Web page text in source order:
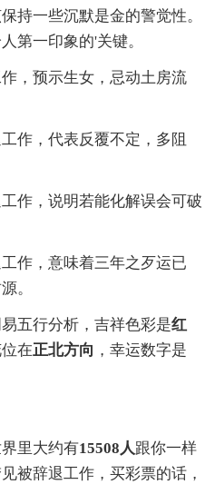
持一些沉默是金的警觉性。
第一印象的'关键。
，预示生女，忌动土房流
作，代表反覆不定，多阻
作，说明若能化解误会可破
作，意味着三年之歹运已
。
五行分析，吉祥色彩是红
位在正北方向 ，幸运数字是
里大约有15508人跟你一样
被辞退工作，买彩票的话，